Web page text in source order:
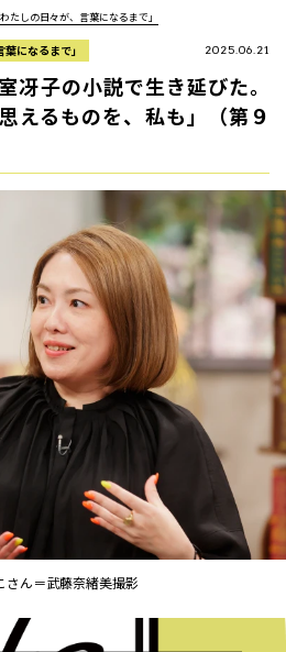
たしの日々が、言葉になるまで」
になるまで」 2025.06.21
子の小説で生き延びた。
えるものを、私も」（第９
さん＝武藤奈緒美撮影